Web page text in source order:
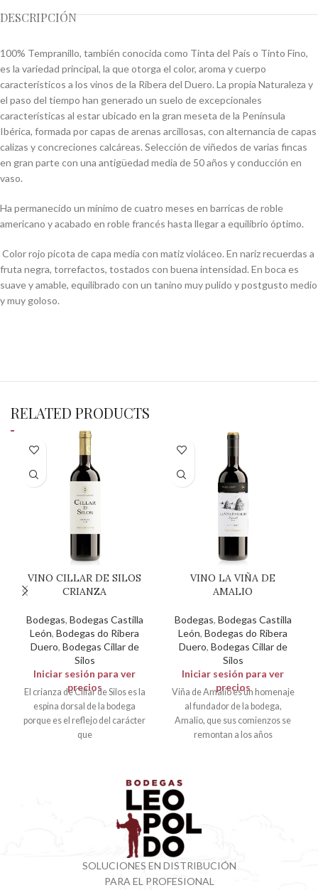
DESCRIPCIÓN
100% Tempranillo, también conocida como Tinta del País o Tinto Fino,
es la variedad principal, la que otorga el color, aroma y cuerpo
característicos a los vinos de la Ribera del Duero. La propia Naturaleza y
el paso del tiempo han generado un suelo de excepcionales
características al estar ubicado en la gran meseta de la Península
Ibérica, formada por capas de arenas arcillosas, con alternancia de capas
calizas y concreciones calcáreas. Selección de viñedos de varias fincas
en gran parte con una antigüedad media de 50 años y conducción en
vaso.
Ha permanecido un mínimo de cuatro meses en barricas de roble
americano y acabado en roble francés hasta llegar a equilibrio óptimo.
Color rojo picota de capa media con matiz violáceo. En nariz recuerdas a
fruta negra, torrefactos, tostados con buena intensidad. En boca es
suave y amable, equilibrado con un tanino muy pulido y postgusto medio
y muy goloso.
RELATED PRODUCTS
VINO CILLAR DE SILOS
CRIANZA
Bodegas, Bodegas Castilla
León,Bodegas do Ribera
Duero, Bodegas Cillar de
Silos
Iniciar sesión para ver
precios
El crianza de Cillar de Silos es la
espina dorsal de la bodega
porque es el reflejo del carácter
que
VINO LA VIÑA DE
AMALIO
Bodegas, Bodegas Castilla
León,Bodegas do Ribera
Duero, Bodegas Cillar de
Silos
Iniciar sesión para ver
precios
Viña de Amalio es un homenaje
al fundador de la bodega,
Amalio, que sus comienzos se
remontan a los años
SOLUCIONES EN DISTRIBUCIÓN
PARA EL PROFESIONAL